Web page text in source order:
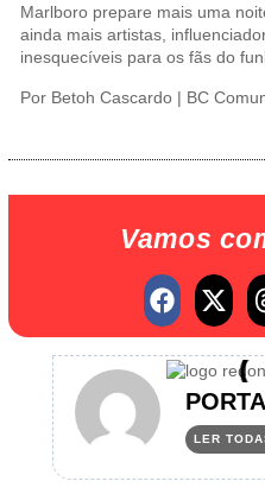
Marlboro prepare mais uma
ainda mais artistas,
inesquecíveis para os fãs do
Por Betoh Cascardo | BC
Vamos
LER